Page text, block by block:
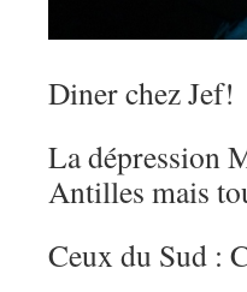
Diner chez Jef!
La dépression
Antilles mais
Ceux du Sud :